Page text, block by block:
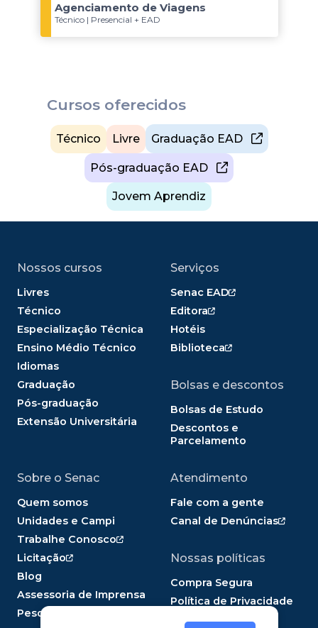
Agenciamento de Viagens
Técnico | Presencial + EAD
Cursos oferecidos
Técnico Livre Graduação EAD
Pós-graduação EAD
Jovem Aprendiz
Nossos cursos
Livres
Técnico
Especialização Técnica
Ensino Médio Técnico
Idiomas
Graduação
Pós-graduação
Extensão Universitária
Serviços
Senac EAD
Editora
Hotéis
Biblioteca
Bolsas e descontos
Bolsas de Estudo
Descontos e
Parcelamento
Sobre o Senac
Quem somos
Unidades e Campi
Trabalhe Conosco
Licitação
Blog
Assessoria de Imprensa
Pesquisa Panorama EPT
Atendimento
Fale com a gente
Canal de Denúncias
Nossas políticas
Compra Segura
Política de Privacidade
Política de Cookies